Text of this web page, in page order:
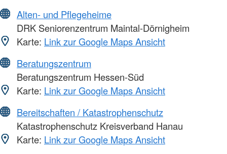
Alten- und Pflegeheime
DRK Seniorenzentrum Maintal-Dörnigheim
Karte: Link zur Google Maps Ansicht
Beratungszentrum
Beratungszentrum Hessen-Süd
Karte: Link zur Google Maps Ansicht
Bereitschaften / Katastrophenschutz
Katastrophenschutz Kreisverband Hanau
Karte: Link zur Google Maps Ansicht